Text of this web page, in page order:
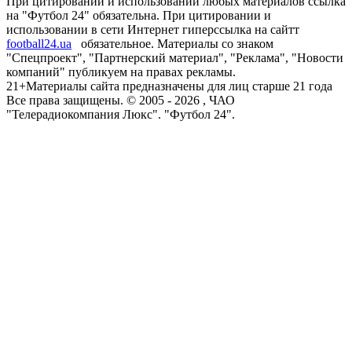
на "Футбол 24" обязательна. При цитировании и
использовании в сети Интернет гиперссылка на сайтт
football24.ua
обязательное. Материалы со знаком
"Спецпроект", "Партнерский материал", "Реклама", "Новости
компаний" публикуем на правах рекламы.
21+Материалы сайта предназначены для лиц старше 21 года
Все права защищены. © 2005 - 2026 , ЧАО
"Телерадиокомпания Люкс". "Футбол 24".